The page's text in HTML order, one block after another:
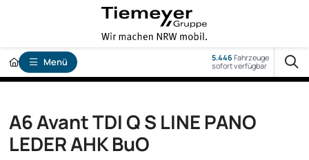
Menü 5.446Fahrzeuge
sofort verfügbar
A6 Avant TDI Q S LINE PANO
LEDER AHK BuO